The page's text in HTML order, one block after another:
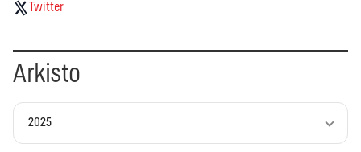
Twitter
Arkisto
2025